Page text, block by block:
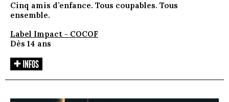
Cinq amis d’enfance. Tous coupables. Tous
ensemble.
Label Impact - COCOF
Dès 14 ans